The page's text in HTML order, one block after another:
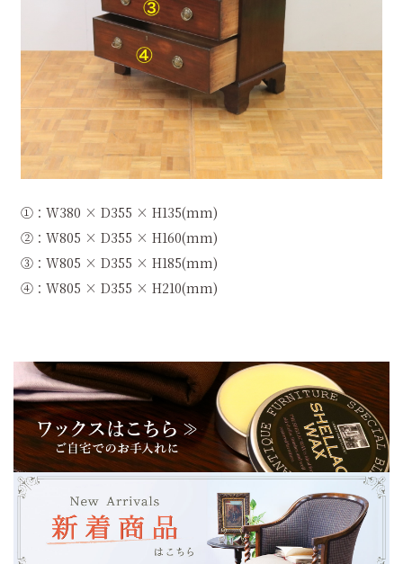
①：W380 × D355 × H135(mm)
②：W805 × D355 × H160(mm)
③：W805 × D355 × H185(mm)
④：W805 × D355 × H210(mm)